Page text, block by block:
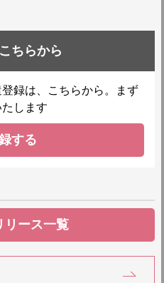
ちらから
録は、こちらから。まず
します
する
リース一覧